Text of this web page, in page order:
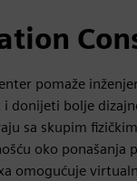
pomaže
donijeti bolje
sa skupim
oko ponašanja
omogućuje